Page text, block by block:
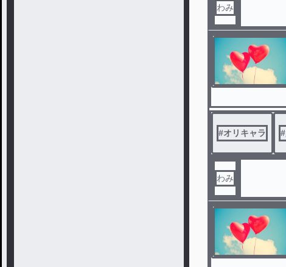
わみ
#オリキャラ #
わみ